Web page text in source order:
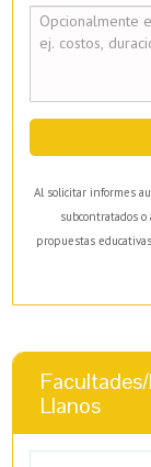
Al solicitar informes
subcontratados
propuestas
Llanos